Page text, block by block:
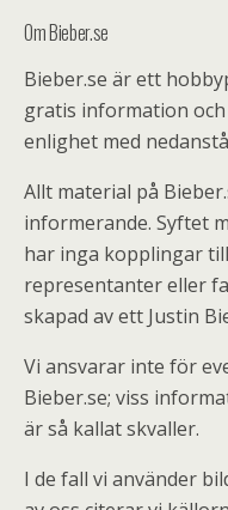
Om Bieber.se
Bieber.se är ett
gratis information
enlighet med
Allt material på
informerande. Syftet
har inga kopplingar
representanter eller
skapad av ett Justin
Vi ansvarar inte för
Bieber.se; viss
är så kallat skvaller.
I de fall vi använder